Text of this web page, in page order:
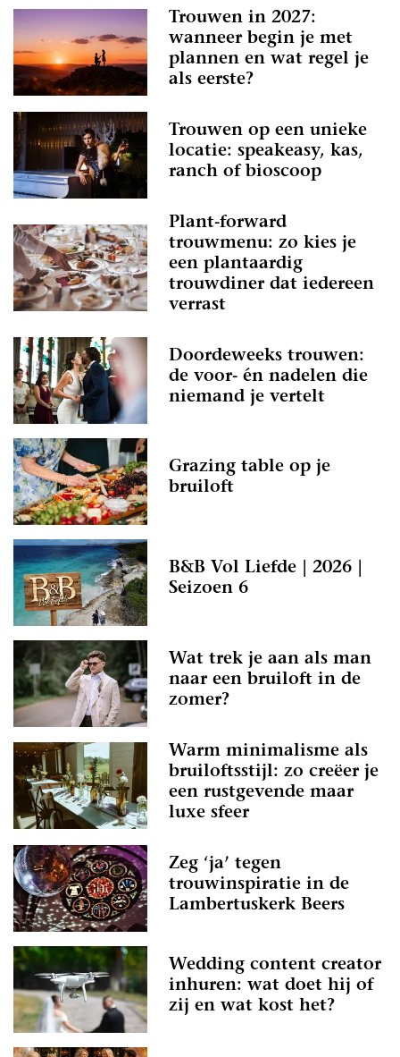
Trouwen in 2027:
wanneer begin je met
plannen en wat regel je
als eerste?
Trouwen op een unieke
locatie: speakeasy, kas,
ranch of bioscoop
Plant-forward
trouwmenu: zo kies je
een plantaardig
trouwdiner dat iedereen
verrast
Doordeweeks trouwen:
de voor- én nadelen die
niemand je vertelt
Grazing table op je
bruiloft
B&B Vol Liefde | 2026 |
Seizoen 6
Wat trek je aan als man
naar een bruiloft in de
zomer?
Warm minimalisme als
bruiloftsstijl: zo creëer je
een rustgevende maar
luxe sfeer
Zeg ‘ja’ tegen
trouwinspiratie in de
Lambertuskerk Beers
Wedding content creator
inhuren: wat doet hij of
zij en wat kost het?